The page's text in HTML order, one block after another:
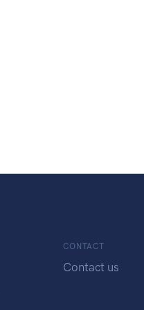
CONTACT
Contact us